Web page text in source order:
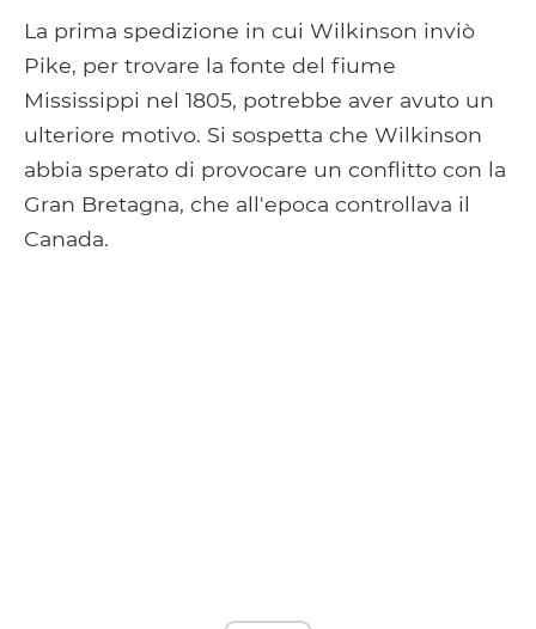
La prima spedizione in cui Wilkinson inviò
Pike, per trovare la fonte del fiume
Mississippi nel 1805, potrebbe aver avuto un
ulteriore motivo. Si sospetta che Wilkinson
abbia sperato di provocare un conflitto con la
Gran Bretagna, che all'epoca controllava il
Canada.